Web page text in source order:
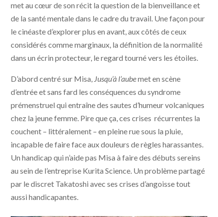
met au cœur de son récit la question de la bienveillance et
de la santé mentale dans le cadre du travail. Une façon pour
le cinéaste d’explorer plus en avant, aux côtés de ceux
considérés comme marginaux, la définition de la normalité
dans un écrin protecteur, le regard tourné vers les étoiles.
D’abord centré sur Misa, Jusqu’à l’aubemet en scène
d’entrée et sans fard les conséquences du syndrome
prémenstruel qui entraîne des sautes d’humeur volcaniques
chez la jeune femme. Pire que ça, ces crises récurrentes la
couchent – littéralement – en pleine rue sous la pluie,
incapable de faire face aux douleurs de règles harassantes.
Un handicap qui n’aide pas Misa à faire des débuts sereins
au sein de l’entreprise Kurita Science. Un problème partagé
par le discret Takatoshi avec ses crises d’angoisse tout
aussi handicapantes.